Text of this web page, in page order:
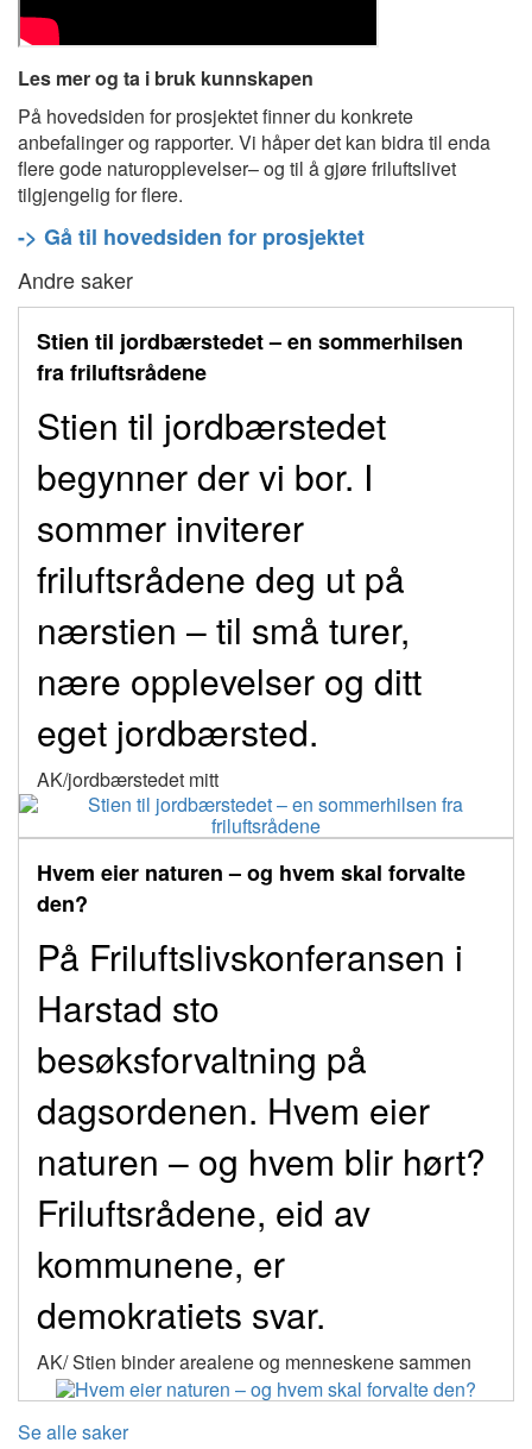
Les mer og ta i bruk kunnskapen
På hovedsiden for prosjektet finner du konkrete
anbefalinger og rapporter. Vi håper det kan bidra til enda
flere gode naturopplevelser– og til å gjøre friluftslivet
tilgjengelig for flere.
-> Gå til hovedsiden for prosjektet
Andre saker
Stien til jordbærstedet – en sommerhilsen
fra friluftsrådene
Stien til jordbærstedet
begynner der vi bor. I
sommer inviterer
friluftsrådene deg ut på
nærstien – til små turer,
nære opplevelser og ditt
eget jordbærsted.
AK/jordbærstedet mitt
Hvem eier naturen – og hvem skal forvalte
den?
På Friluftslivskonferansen i
Harstad sto
besøksforvaltning på
dagsordenen. Hvem eier
naturen – og hvem blir hørt?
Friluftsrådene, eid av
kommunene, er
demokratiets svar.
AK/ Stien binder arealene og menneskene sammen
Se alle saker